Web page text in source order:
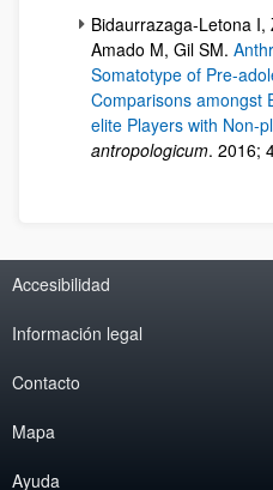
Bidaurrazaga-Letona
Amado M, Gil SM.
Somatotype of Pre-
Comparisons amongst
elite Players with Non-
antropologicum. 2016;
Accesibilidad
Información legal
Contacto
Mapa
Ayuda